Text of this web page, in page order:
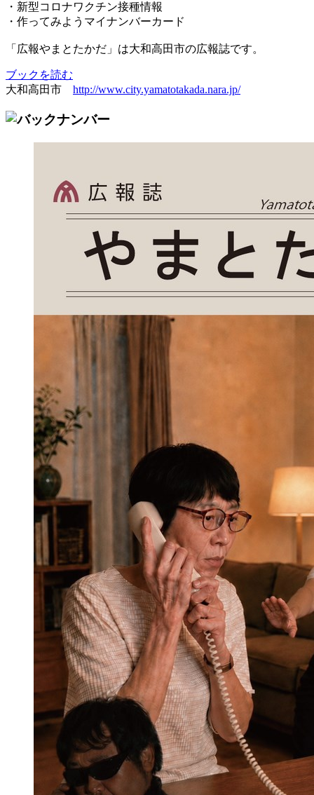
・新型コロナワクチン接種情報
・作ってみようマイナンバーカード
「広報やまとたかだ」は大和高田市の広報誌です。
ブックを読む
大和高田市 http://www.city.yamatotakada.nara.jp/